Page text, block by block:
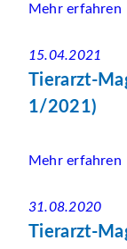
Mehr erfahren
15.04.2021
Tierarzt-
1/2021)
Mehr erfahren
31.08.2020
Tierarzt-